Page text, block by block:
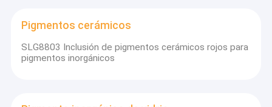
Pigmentos cerámicos
SLG8803 Inclusión de pigmentos cerámicos rojos para
pigmentos inorgánicos
Shanghai Solutions International Trading Co., Ltd. es una
empresa de fabricación y comercio que se especializa en el